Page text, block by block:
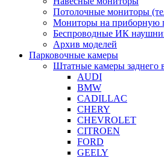
Потолочные мониторы
Мониторы на приборную
Беспроводные ИК
Архив моделей
Парковочные камеры
Штатные камеры заднего
AUDI
BMW
CADILLAC
CHERY
CHEVROLET
CITROEN
FORD
GEELY